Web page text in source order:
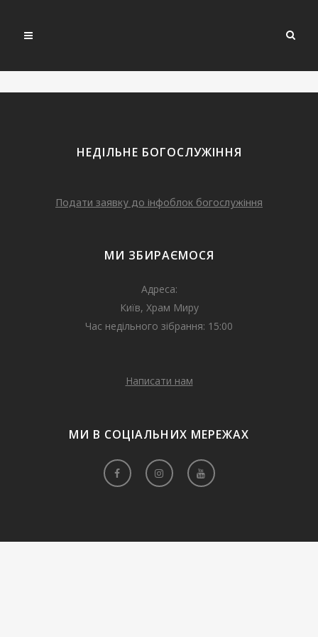
НЕДІЛЬНЕ БОГОСЛУЖІННЯ
Подати заявку до інфоблок богослужіння
МИ ЗБИРАЄМОСЯ
Адреса:
Київ, Храм Миру
Час недільного зібрання: 15:00
Написати нам
МИ В СОЦІАЛЬНИХ МЕРЕЖАХ